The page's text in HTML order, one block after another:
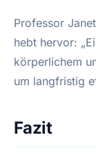
Professor
hebt hervor:
körperlichem
um langfristig
Fazit